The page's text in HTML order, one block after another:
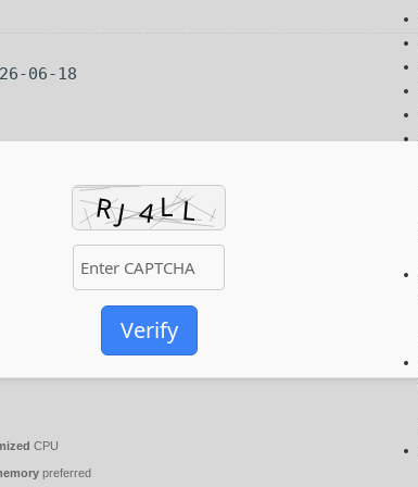
06-18
Verify
CPU
preferred